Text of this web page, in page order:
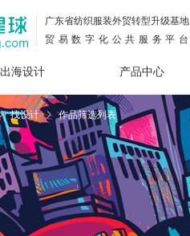
广东省纺织服装外贸转型升级基地
贸易数字化公共服务平台
出海设计
面料
花型
图案
插画
图案
服装
设计
产品中心
女装
内衣
男装
运动
服
童装
牛仔
服装
找设计 作品筛选列表